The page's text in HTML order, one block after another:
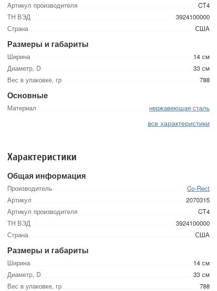
Артикул производителя
CT4
ТН ВЭД
3924100000
Страна
США
Размеры и габариты
Ширина
14 см
Диаметр, D
33 см
Вес в упаковке, гр
788
Основные
Материал нержавеющая сталь
все характеристики
Характеристики
Общая информация
Производитель
Co-Rect
Артикул
2070315
Артикул производителя
CT4
ТН ВЭД
3924100000
Страна
США
Размеры и габариты
Ширина
14 см
Диаметр, D
33 см
Вес в упаковке, гр
788